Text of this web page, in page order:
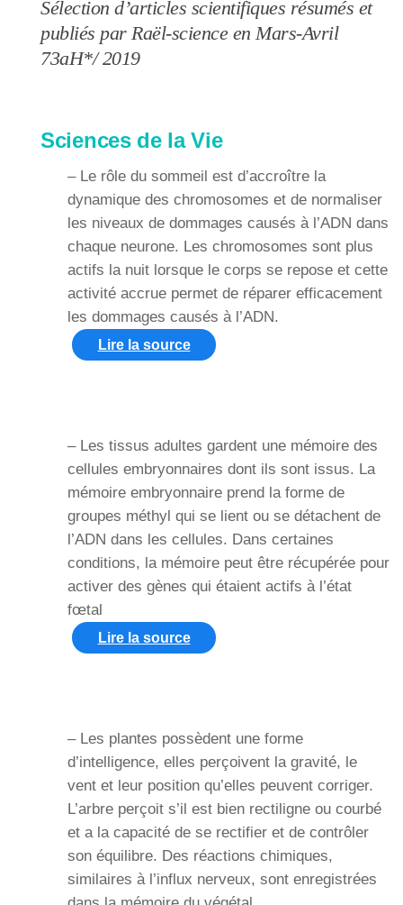
Sélection d’articles scientifiques résumés et
publiés par Raël-science en Mars-Avril
73aH*/ 2019
Sciences de la Vie
– Le rôle du sommeil est d’accroître la
dynamique des chromosomes et de normaliser
les niveaux de dommages causés à l’ADN dans
chaque neurone. Les chromosomes sont plus
actifs la nuit lorsque le corps se repose et cette
activité accrue permet de réparer efficacement
les dommages causés à l’ADN.
Lire la source
– Les tissus adultes gardent une mémoire des
cellules embryonnaires dont ils sont issus. La
mémoire embryonnaire prend la forme de
groupes méthyl qui se lient ou se détachent de
l’ADN dans les cellules. Dans certaines
conditions, la mémoire peut être récupérée pour
activer des gènes qui étaient actifs à l’état
fœtal
Lire la source
– Les plantes possèdent une forme
d’intelligence, elles perçoivent la gravité, le
vent et leur position qu’elles peuvent corriger.
L’arbre perçoit s’il est bien rectiligne ou courbé
et a la capacité de se rectifier et de contrôler
son équilibre. Des réactions chimiques,
similaires à l’influx nerveux, sont enregistrées